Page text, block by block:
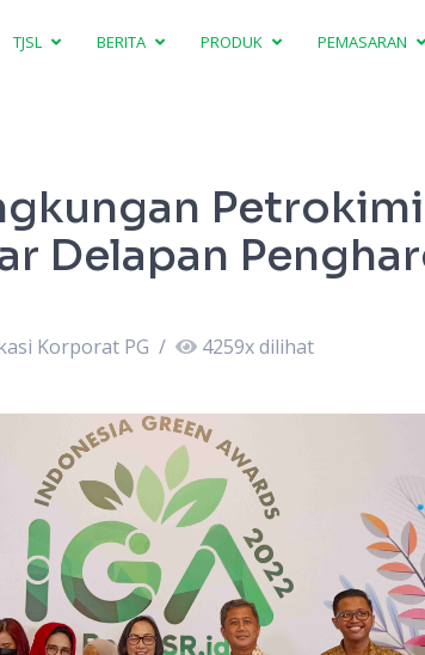
TJSL BERITA PRODUK PEMASARAN
Delapan
Korporat PG / 4259x dilihat